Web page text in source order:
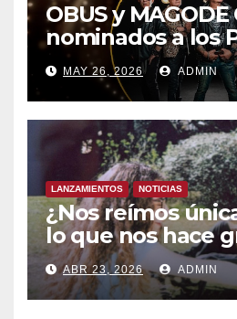
OBUS y MAGODE
nominados a los
la Academia de
España- Esta
MAY 26, 2026 ADMIN
LANZAMIENTOS NOTICIAS
¿Nos reímos
lo que nos hace
chiste ya me lo
el nuevo single
ANSELMO
ABR 23, 2026 ADMIN